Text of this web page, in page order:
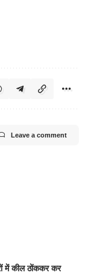
Leave a comment
में कील ठोंककर कर